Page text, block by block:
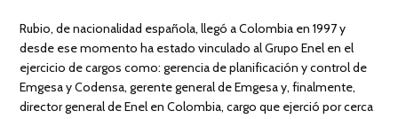
Rubio, de nacionalidad española, llegó a Colombia en 1997 y
desde ese momento ha estado vinculado al Grupo Enel en el
ejercicio de cargos como: gerencia de planificación y control de
Emgesa y Codensa, gerente general de Emgesa y, finalmente,
director general de Enel en Colombia, cargo que ejerció por cerca